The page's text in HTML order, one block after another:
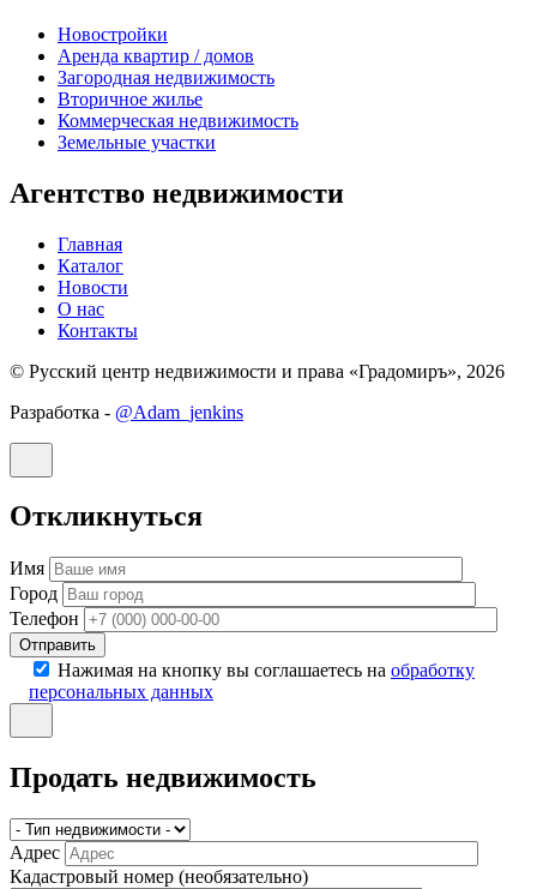
Новостройки
Аренда квартир / домов
Загородная недвижимость
Вторичное жилье
Коммерческая недвижимость
Земельные участки
Агентство недвижимости
Главная
Каталог
Новости
О нас
Контакты
© Русский центр недвижимости и права «Градомиръ», 2026
Разработка - @Adam_jenkins
Откликнуться
Имя
Город
Телефон
Отправить
Нажимая на кнопку вы соглашаетесь на обработку
персональных данных
Продать недвижимость
Адрес
Кадастровый номер (необязательно)